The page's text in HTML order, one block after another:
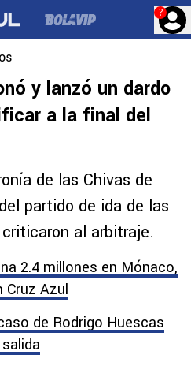
?
y lanzó un dardo
a la final del
de las Chivas de
partido de ida de las
al arbitraje.
2.4 millones en Mónaco,
Cruz Azul
de Rodrigo Huescas